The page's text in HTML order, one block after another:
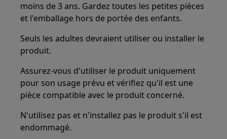
moins de 3 ans. Gardez toutes les petites pièces
et l'emballage hors de portée des enfants.
Seuls les adultes devraient utiliser ou installer le
produit.
Assurez-vous d'utiliser le produit uniquement
pour son usage prévu et vérifiez qu'il est une
pièce compatible avec le produit concerné.
N'utilisez pas et n'installez pas le produit s'il est
endommagé.